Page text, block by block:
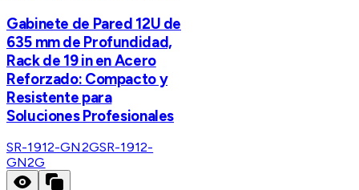
Gabinete de Pared 12U de
635 mm de Profundidad,
Rack de 19 in en Acero
Reforzado: Compacto y
Resistente para
Soluciones Profesionales
SR-1912-GN2GSR-1912-
GN2G